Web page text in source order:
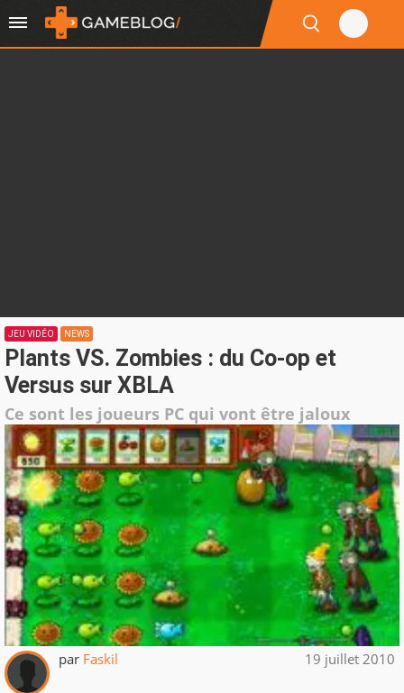
JEU VIDÉO NEWS
Plants VS. Zombies : du Co-op et
Versus sur XBLA
Ce sont les joueurs PC qui vont être jaloux
par Faskil 19 juillet 2010